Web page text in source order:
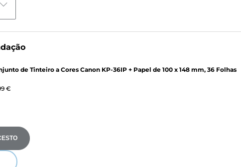
de Tinteiro a Cores Canon KP-36IP + Papel de 100 x 148 mm, 36 Folhas
€